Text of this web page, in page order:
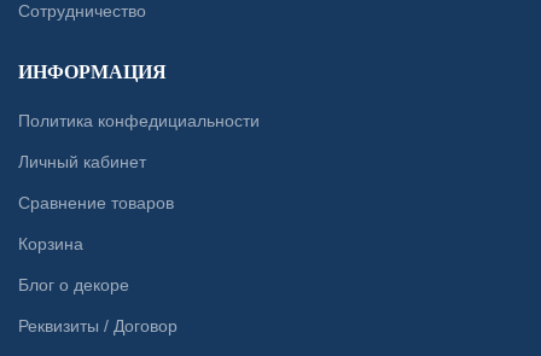
Сотрудничество
ИНФОРМАЦИЯ
Политика конфедициальности
Личный кабинет
Сравнение товаров
Корзина
Блог о декоре
Реквизиты / Договор